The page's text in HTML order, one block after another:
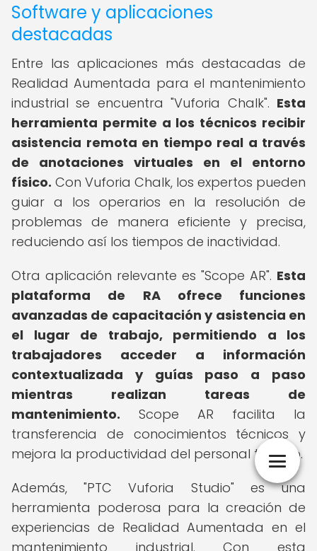
Software y aplicaciones
destacadas
Entre las aplicaciones más destacadas de
Realidad Aumentada para el mantenimiento
industrial se encuentra "Vuforia Chalk". Esta
herramienta permite a los técnicos recibir
asistencia remota en tiempo real a través
de anotaciones virtuales en el entorno
físico. Con Vuforia Chalk, los expertos pueden
guiar a los operarios en la resolución de
problemas de manera eficiente y precisa,
reduciendo así los tiempos de inactividad.
Otra aplicación relevante es "Scope AR". Esta
plataforma de RA ofrece funciones
avanzadas de capacitación y asistencia en
el lugar de trabajo, permitiendo a los
trabajadores acceder a información
contextualizada y guías paso a paso
mientras realizan tareas de
mantenimiento. Scope AR facilita la
transferencia de conocimientos técnicos y
mejora la productividad del personal técnico.
Además, "PTC Vuforia Studio" es una
herramienta poderosa para la creación de
experiencias de Realidad Aumentada en el
mantenimiento industrial. Con esta